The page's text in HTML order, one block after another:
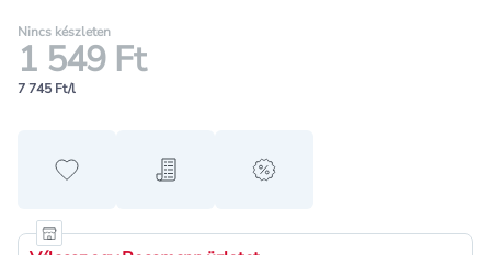
Nincs készleten
1 549 Ft
7 745 Ft/l
Hozzáadás a kedvencekhez
Hozzáadás a bevásárló listához
alert when on sale